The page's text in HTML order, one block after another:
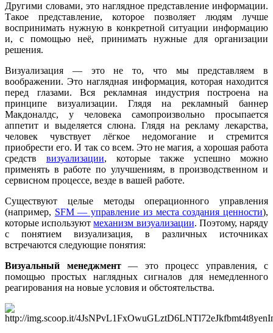
Другими словами, это наглядное представление информации.
Такое представление, которое позволяет людям лучше
воспринимать нужную в конкретной ситуации информацию
и, с помощью неё, принимать нужные для организации
решения.
Визуализация — это не то, что мы представляем в
воображении. Это наглядная информация, которая находится
перед глазами. Вся рекламная индустрия построена на
принципе визуализации. Глядя на рекламный баннер
Макдоналдс, у человека самопроизвольно просыпается
аппетит и выделяется слюна. Глядя на рекламу лекарства,
человек чувствует лёгкое недомогание и стремится
приобрести его. И так со всем. Это не магия, а хорошая работа
средств визуализации, которые также успешно можно
применять в работе по улучшениям, в производственном и
сервисном процессе, везде в вашей работе.
Существуют целые методы операционного управления
(например, SFM — управление из места создания ценности),
которые используютмеханизм визуализации. Поэтому, наряду
с понятием визуализация, в различных источниках
встречаются следующие понятия:
Визуальный менеджмент — это процесс управления, с
помощью простых наглядных сигналов для немедленного
реагирования на новые условия и обстоятельства.